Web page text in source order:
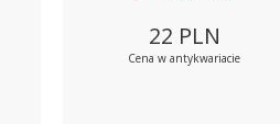
22 PLN
Cena w antykwariacie